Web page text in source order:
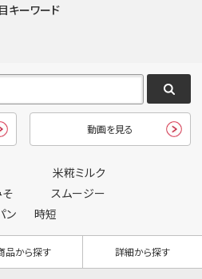
キーワード
動画を見る
米糀ミルク
スムージー
ン 時短
品から探す 詳細から探す